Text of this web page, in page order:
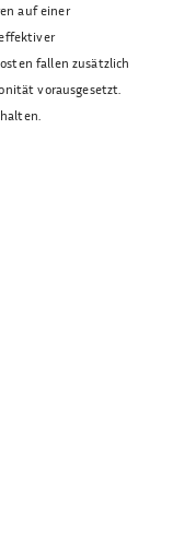
auf einer
fallen zusätzlich
vorausgesetzt.